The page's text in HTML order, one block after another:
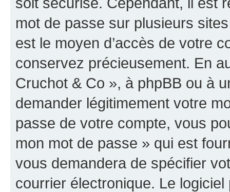
mot de passe sur plusieurs
est le moyen d’accès de votre
conservez précieusement. En
Cruchot & Co », à phpBB ou à
demander légitimement votre
passe de votre compte, vous
mon mot de passe » qui est
vous demandera de spécifier
courrier électronique. Le